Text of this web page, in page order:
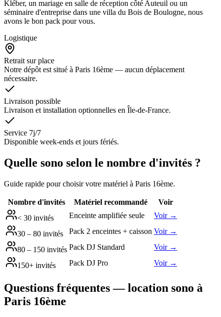
Kléber, un mariage en salle de réception côté Auteuil ou un
séminaire d'entreprise dans une villa du Bois de Boulogne, nous
avons le bon pack pour vous.
Logistique
Retrait sur place
Notre dépôt est situé à Paris 16ème — aucun déplacement
nécessaire.
Livraison possible
Livraison et installation optionnelles en Île-de-France.
Service 7j/7
Disponible week-ends et jours fériés.
Quelle sono selon le nombre d'invités ?
Guide rapide pour choisir votre matériel à Paris 16ème.
Nombre d'invités Matériel recommandé
Voir
< 30 invités
Enceinte amplifiée seule Voir →
30 – 80 invités Pack 2 enceintes + caisson Voir →
80 – 150 invités Pack DJ Standard Voir →
150+ invités Pack DJ Pro Voir →
Questions fréquentes — location sono à
Paris 16ème